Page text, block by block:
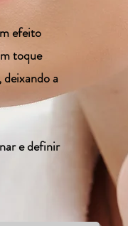
efeito
toque
a
e definir